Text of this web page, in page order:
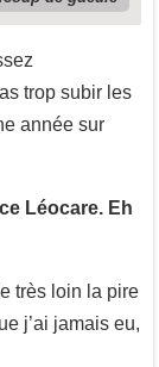
trop subir les
année sur
Léocare. Eh
très loin la pire
j’ai jamais eu,